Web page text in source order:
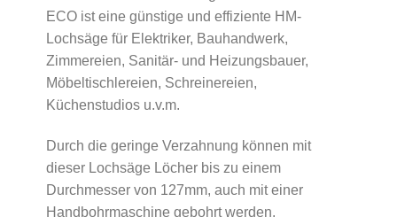
ECO ist eine günstige und effiziente HM-
Lochsäge für Elektriker, Bauhandwerk,
Zimmereien, Sanitär- und Heizungsbauer,
Möbeltischlereien, Schreinereien,
Küchenstudios u.v.m.
Durch die geringe Verzahnung können mit
dieser Lochsäge Löcher bis zu einem
Durchmesser von 127mm, auch mit einer
Handbohrmaschine gebohrt werden.